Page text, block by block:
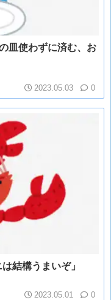
皿使わずに済む、お
2023.05.03 0
結構うまいぞ」
2023.05.01 0